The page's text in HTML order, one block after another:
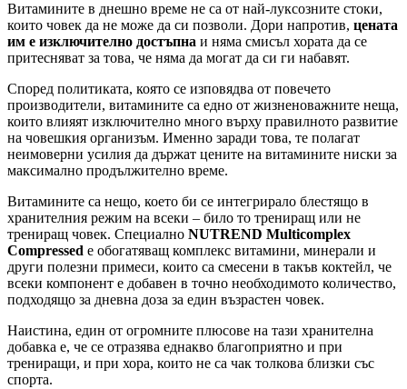
Витамините в днешно време не са от най-луксозните стоки,
които човек да не може да си позволи. Дори напротив, цената
им е изключително достъпна и няма смисъл хората да се
притесняват за това, че няма да могат да си ги набавят.
Според политиката, която се изповядва от повечето
производители, витамините са едно от жизненоважните неща,
които влияят изключително много върху правилното развитие
на човешкия организъм. Именно заради това, те полагат
неимоверни усилия да държат цените на витамините ниски за
максимално продължително време.
Витамините са нещо, което би се интегрирало блестящо в
хранителния режим на всеки – било то трениращ или не
трениращ човек. Специално NUTREND Multicomplex
Compressed е обогатяващ комплекс витамини, минерали и
други полезни примеси, които са смесени в такъв коктейл, че
всеки компонент е добавен в точно необходимото количество,
подходящо за дневна доза за един възрастен човек.
Наистина, един от огромните плюсове на тази хранителна
добавка е, че се отразява еднакво благоприятно и при
трениращи, и при хора, които не са чак толкова близки със
спорта.